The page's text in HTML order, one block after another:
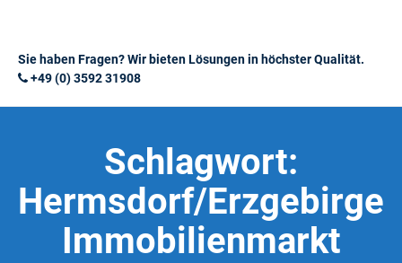
Sie haben Fragen? Wir bieten Lösungen in höchster Qualität.
+49 (0) 3592 31908
Schlagwort:
Hermsdorf/Erzgebirge
Immobilienmarkt